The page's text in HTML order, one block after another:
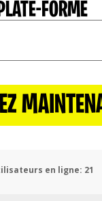
FORME
en ligne: 22